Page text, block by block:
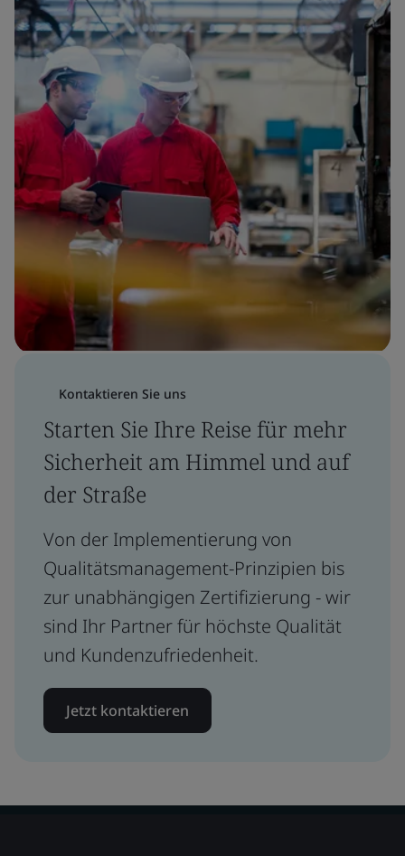
Kontaktieren Sie uns
Starten Sie Ihre Reise für mehr
Sicherheit am Himmel und auf
der Straße
Von der Implementierung von
Qualitätsmanagement-Prinzipien bis
zur unabhängigen Zertifizierung - wir
sind Ihr Partner für höchste Qualität
und Kundenzufriedenheit.
Jetzt kontaktieren